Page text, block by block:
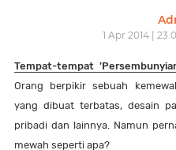
1 Apr 2014 |
Tempat-tempat
Orang berpikir sebuah
yang dibuat terbatas, desain
pribadi dan lainnya. Namun
mewah seperti apa?